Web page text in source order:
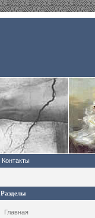
Контакты
Разделы
Главная